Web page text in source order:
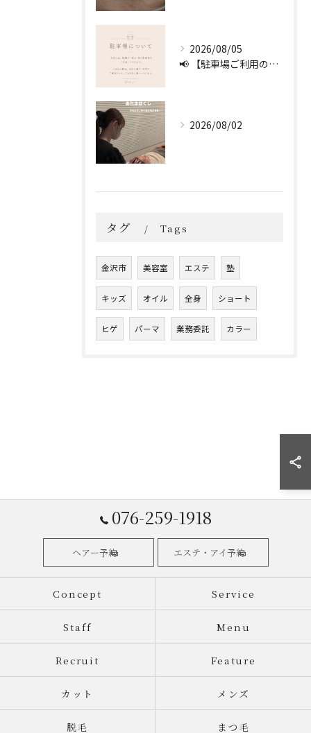
2026/08/05
📢 【駐車場ご利用のお願い】 🚗
2026/08/02
タグ Tags
金沢市 美容室 エステ 塾
キッズ オイル 全身 ショート
ヒゲ パーマ 業務委託 カラー
076-259-1918
ヘアー予約 エステ・アイ予約
Concept Service
Staff Menu
Recruit Feature
カット メンズ
脱毛 まつ毛